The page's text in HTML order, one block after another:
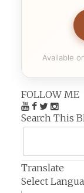
Available
FOLLOW ME
Search This
Translate
Select